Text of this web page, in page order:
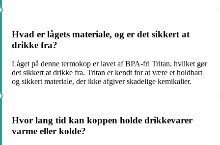
Hvad er lågets materiale, og er det sikkert at
drikke fra?
Låget på denne termokop er lavet af BPA-fri Tritan, hvilket gør
det sikkert at drikke fra. Tritan er kendt for at være et holdbart
og sikkert materiale, der ikke afgiver skadelige kemikalier.
Hvor lang tid kan koppen holde drikkevarer
varme eller kolde?